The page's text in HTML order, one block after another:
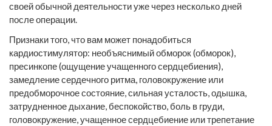
своей обычной деятельности уже через несколько дней
после операции.
Признаки того, что вам может понадобиться
кардиостимулятор: необъяснимый обморок (обморок),
пресинкопе (ощущение учащенного сердцебиения),
замедление сердечного ритма, головокружение или
предобморочное состояние, сильная усталость, одышка,
затрудненное дыхание, беспокойство, боль в груди,
головокружение, учащенное сердцебиение или трепетание